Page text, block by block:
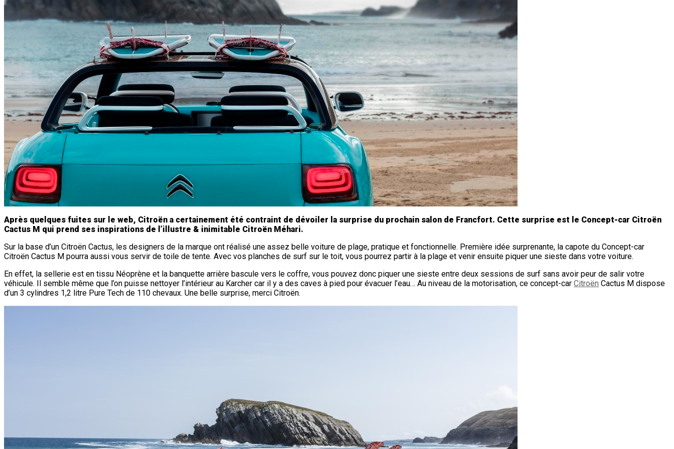
Après quelques fuites sur le web, Citroën a certainement été contraint de dévoiler la surprise du prochain salon de Francfort. Cette surprise est le Concept-car Citroën
Cactus M qui prend ses inspirations de l’illustre & inimitable Citroën Méhari.
Sur la base d’un Citroën Cactus, les designers de la marque ont réalisé une assez belle voiture de plage, pratique et fonctionnelle. Première idée surprenante, la capote du Concept-car
Citroën Cactus M pourra aussi vous servir de toile de tente. Avec vos planches de surf sur le toit, vous pourrez partir à la plage et venir ensuite piquer une sieste dans votre voiture.
En effet, la sellerie est en tissu Néoprène et la banquette arrière bascule vers le coffre, vous pouvez donc piquer une sieste entre deux sessions de surf sans avoir peur de salir votre
véhicule. Il semble même que l’on puisse nettoyer l’intérieur au Karcher car il y a des caves à pied pour évacuer l’eau… Au niveau de la motorisation, ce concept-car Citroën Cactus M dispose
d’un 3 cylindres 1,2 litre Pure Tech de 110 chevaux. Une belle surprise, merci Citroën.